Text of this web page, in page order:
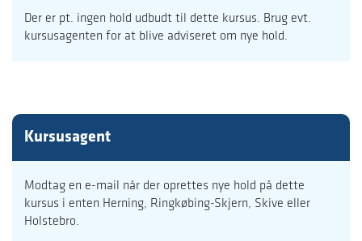
Der er pt. ingen hold udbudt til dette kursus. Brug evt.
kursusagenten for at blive adviseret om nye hold.
Kursusagent
Modtag en e-mail når der oprettes nye hold på dette
kursus i enten Herning, Ringkøbing-Skjern, Skive eller
Holstebro.